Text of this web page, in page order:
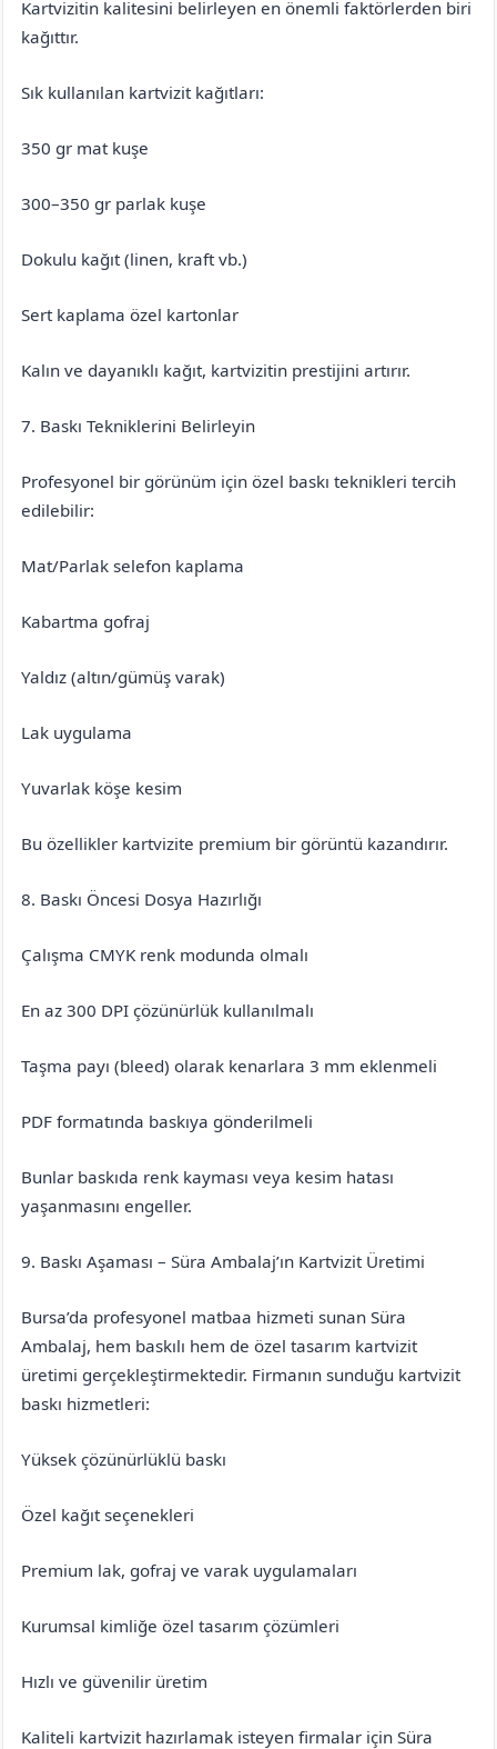
Kartvizitin kalitesini belirleyen en önemli faktörlerden biri
kağıttır.
Sık kullanılan kartvizit kağıtları:
350 gr mat kuşe
300–350 gr parlak kuşe
Dokulu kağıt (linen, kraft vb.)
Sert kaplama özel kartonlar
Kalın ve dayanıklı kağıt, kartvizitin prestijini artırır.
7. Baskı Tekniklerini Belirleyin
Profesyonel bir görünüm için özel baskı teknikleri tercih
edilebilir:
Mat/Parlak selefon kaplama
Kabartma gofraj
Yaldız (altın/gümüş varak)
Lak uygulama
Yuvarlak köşe kesim
Bu özellikler kartvizite premium bir görüntü kazandırır.
8. Baskı Öncesi Dosya Hazırlığı
Çalışma CMYK renk modunda olmalı
En az 300 DPI çözünürlük kullanılmalı
Taşma payı (bleed) olarak kenarlara 3 mm eklenmeli
PDF formatında baskıya gönderilmeli
Bunlar baskıda renk kayması veya kesim hatası
yaşanmasını engeller.
9. Baskı Aşaması – Süra Ambalaj’ın Kartvizit Üretimi
Bursa’da profesyonel matbaa hizmeti sunan Süra
Ambalaj, hem baskılı hem de özel tasarım kartvizit
üretimi gerçekleştirmektedir. Firmanın sunduğu kartvizit
baskı hizmetleri:
Yüksek çözünürlüklü baskı
Özel kağıt seçenekleri
Premium lak, gofraj ve varak uygulamaları
Kurumsal kimliğe özel tasarım çözümleri
Hızlı ve güvenilir üretim
Kaliteli kartvizit hazırlamak isteyen firmalar için Süra